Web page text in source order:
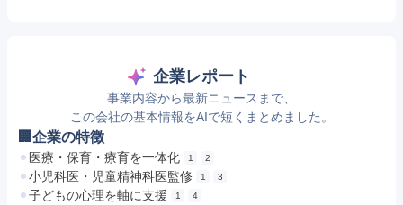
企業レポート
事業内容から最新ニュースまで、
この会社の基本情報をAIで短くまとめました。
🏢企業の特徴
医療・保育・療育を一体化 1 2
小児科医・児童精神科医監修 1 3
子どもの心理を軸に支援 1 4